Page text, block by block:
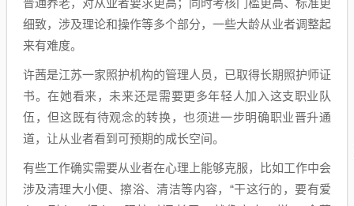
普通养老，对从业者要求更高；同时考核门槛更高、标准更
细致，涉及理论和操作等多个部分，一些大龄从业者调整起
来有难度。
许茜是江苏一家照护机构的管理人员，已取得长期照护师证
书。在她看来，未来还是需要更多年轻人加入这支职业队
伍，但这既有待观念的转换，也须进一步明确职业晋升通
道，让从业者看到可预期的成长空间。
有些工作确实需要从业者在心理上能够克服，比如工作中会
涉及清理大小便、擦浴、清洁等内容，“干这行的，要有爱